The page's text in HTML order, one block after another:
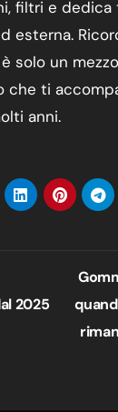
filtri e dedica
esterna.
solo un
che ti
anni.
2025